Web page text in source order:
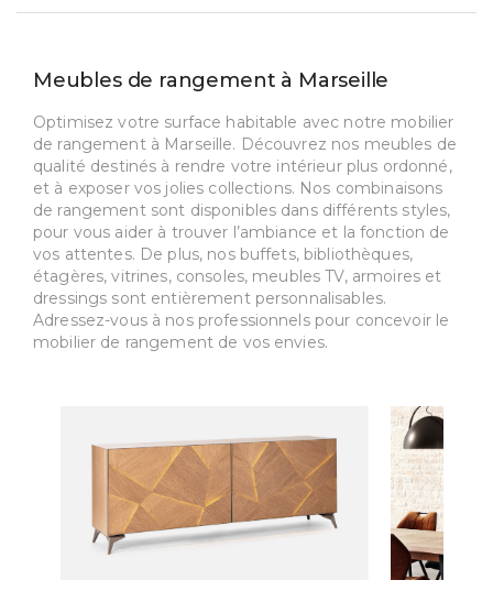
Meubles de rangement à Marseille
Optimisez votre surface habitable avec notre mobilier
de rangement à Marseille. Découvrez nos meubles de
qualité destinés à rendre votre intérieur plus ordonné,
et à exposer vos jolies collections. Nos combinaisons
de rangement sont disponibles dans différents styles,
pour vous aider à trouver l’ambiance et la fonction de
vos attentes. De plus, nos buffets, bibliothèques,
étagères, vitrines, consoles, meubles TV, armoires et
dressings sont entièrement personnalisables.
Adressez-vous à nos professionnels pour concevoir le
mobilier de rangement de vos envies.